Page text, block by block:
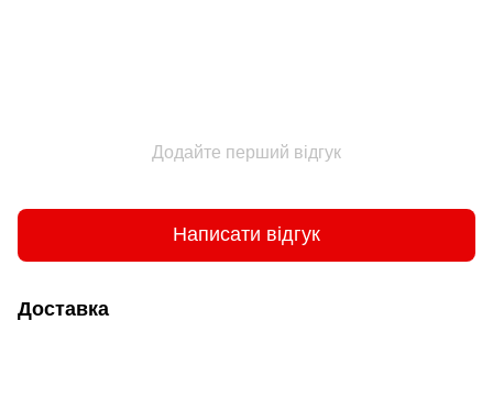
Додайте перший відгук
Написати відгук
Доставка